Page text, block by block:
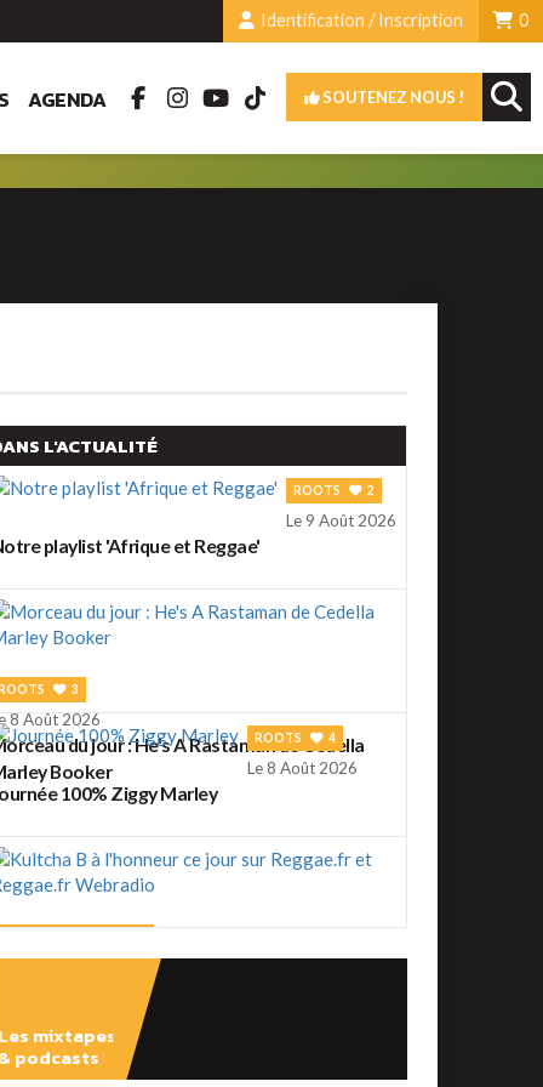
0
Identification / Inscription
AGENDA SOUTENEZ NOUS !
L'ACTUALITÉ
ROOTS 2
Le 9 Août 2026
playlist 'Afrique et Reggae'
3
8 Août 2026
du jour : He's A Rastaman de Cedella
Booker
ROOTS 4
Le 8 Août 2026
100% Ziggy Marley
Kultcha B à l'honneur ce jour sur Reggae.fr et
Reggae.fr Webradio
REGGAE FRANÇAIS 4
Le 7 Août 2026
Les mixtapes
& podcasts